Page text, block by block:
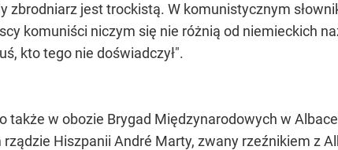
zbrodniarz jest trockistą. W komunistycznym
komuniści niczym się nie różnią od niemieckich
kto tego nie doświadczył".
także w obozie Brygad Międzynarodowych w
Hiszpanii André Marty, zwany rzeźnikiem z